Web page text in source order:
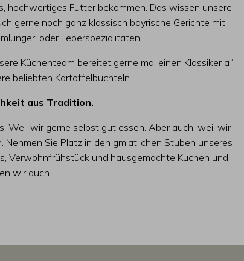
hochwertiges Futter bekommen. Das wissen unsere
gerne noch ganz klassisch bayrische Gerichte mit
oder Leberspezialitäten.
Küchenteam bereitet gerne mal einen Klassiker a´
beliebten Kartoffelbuchteln.
aus Tradition.
Weil wir gerne selbst gut essen. Aber auch, weil wir
Sie Platz in den gmiatlichen Stuben unseres
Verwöhnfrühstück und hausgemachte Kuchen und
wir auch.